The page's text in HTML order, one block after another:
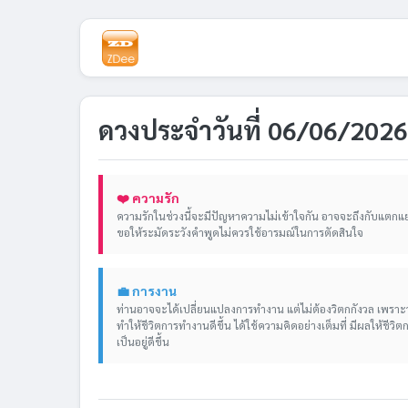
ดวงประจำวันที่ 06/06/2026
❤️ ความรัก
ความรักในช่วงนี้จะมีปัญหาความไม่เข้าใจกัน อาจจะถึงกับแตก
ขอให้ระมัดระวังคำพูดไม่ควรใช้อารมณ์ในการตัดสินใจ
💼 การงาน
ท่านอาจจะได้เปลี่ยนแปลงการทำงาน แต่ไม่ต้องวิตกกังวล เพราะ
ทำให้ชีวิตการทำงานดีขึ้น ได้ใช้ความคิดอย่างเต็มที่ มีผลให้ชีวิต
เป็นอยู่ดีขึ้น